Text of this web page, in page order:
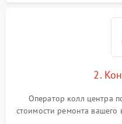
2.
Оператор колл центра
стоимости ремонта вашего